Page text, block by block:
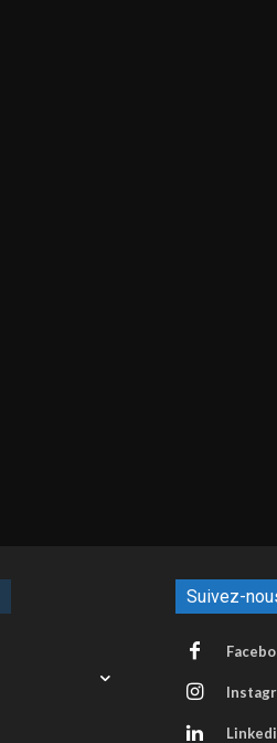
Suivez-